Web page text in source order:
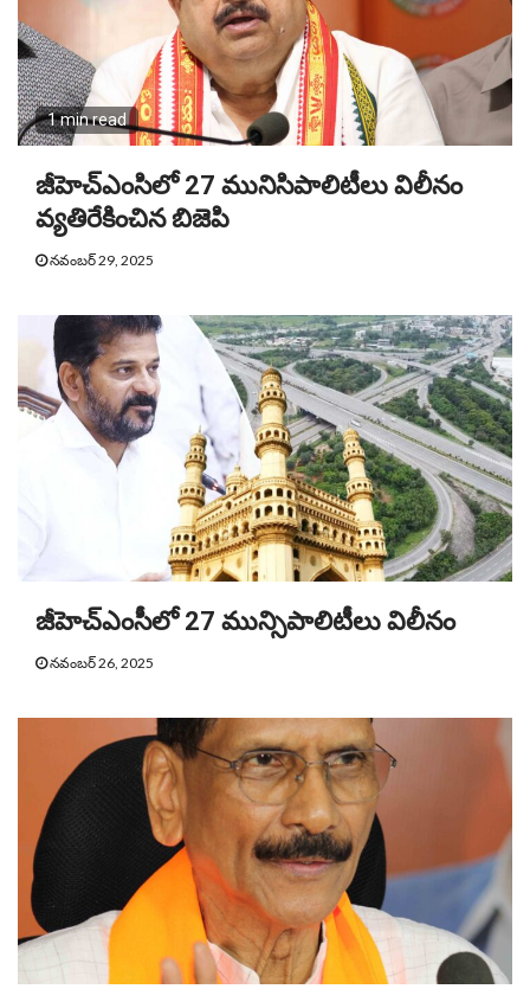
1 min read
జీహెచ్ఎంసిలో 27 మునిసిపాలిటీలు విలీనం
వ్యతిరేకించిన బిజెపి
నవంబర్ 29, 2025
జీహెచ్ఎంసీలో 27 మున్సిపాలిటీలు విలీనం
నవంబర్ 26, 2025